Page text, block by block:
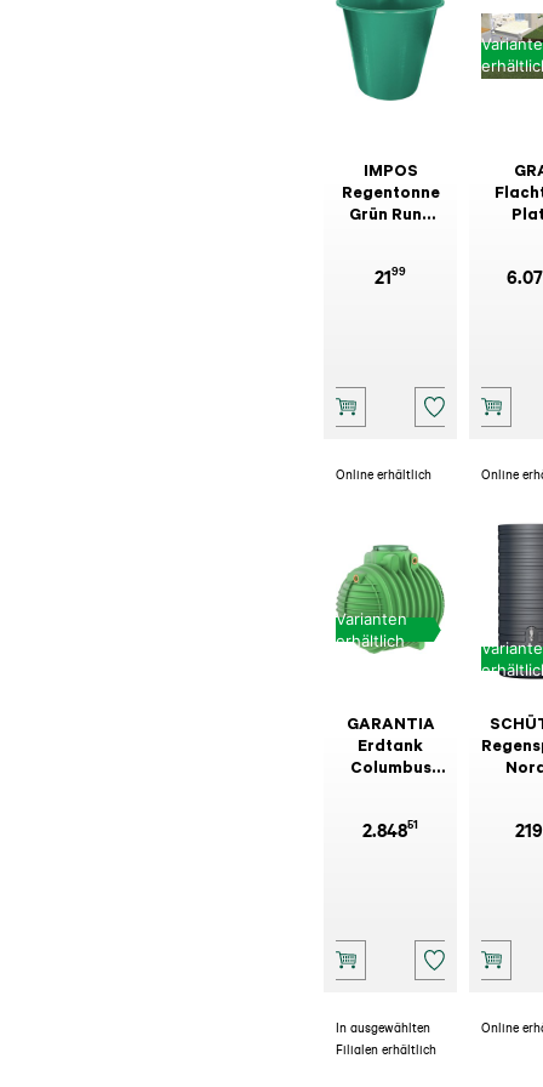
IMPOS
Regentonne
Grün Rund
2199
Online erhältlich
Varianten
erhältlich
GARANTIA
Erdtank
Columbus
2.84851
Online
219
In ausgewählten
Filialen erhältlich
Online